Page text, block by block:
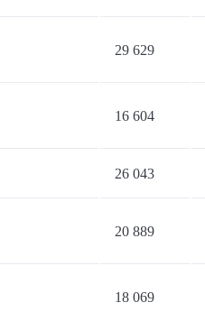
29 629
16 604
26 043
20 889
18 069